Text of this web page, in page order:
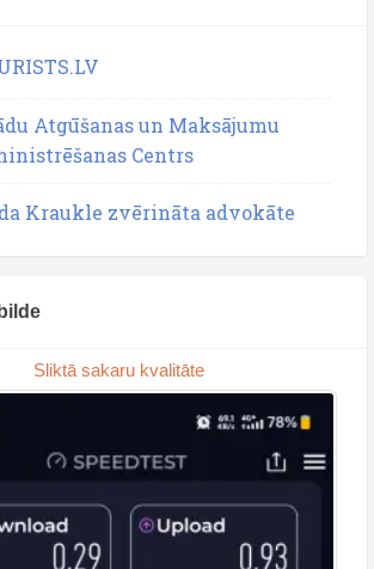
Atgūšanas un Maksājumu
Centrs
Kraukle zvērināta advokāte
Sliktā sakaru kvalitāte